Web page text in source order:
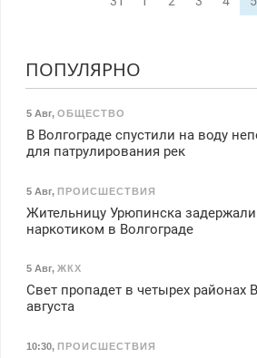
ПОПУЛЯРНО
5 Авг, ОБЩЕСТВО
В Волгограде спустили на воду
для патрулирования рек
5 Авг, ПРОИСШЕСТВИЯ
Жительницу Урюпинска задержали
наркотиком в Волгограде
5 Авг, ЖКХ
Свет пропадет в четырех районах
августа
10:30, ПРОИСШЕСТВИЯ